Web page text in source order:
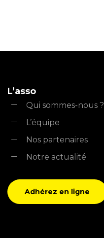
L’asso
Qui sommes-nous ?
L’équipe
Nos partenaires
Notre actualité
Adhérez en ligne